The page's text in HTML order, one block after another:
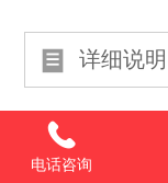
详细说明
电话咨询